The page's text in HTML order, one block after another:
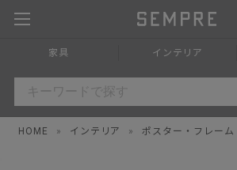
家具 インテリア
HOME » インテリア » ポスター・フレーム